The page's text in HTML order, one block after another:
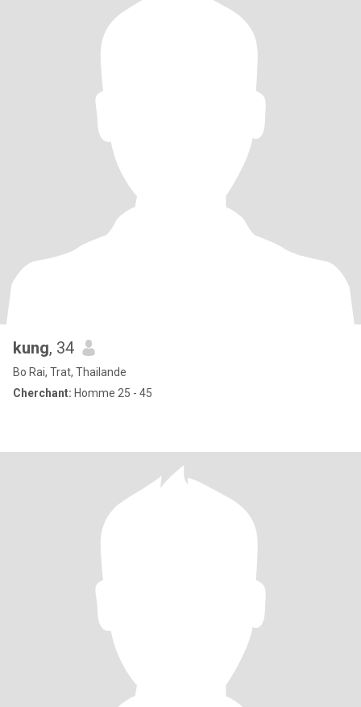
kung, 34
Bo Rai, Trat, Thailande
Cherchant: Homme 25 - 45